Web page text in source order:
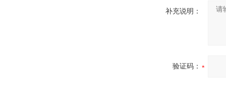
补充说明：
验证码：